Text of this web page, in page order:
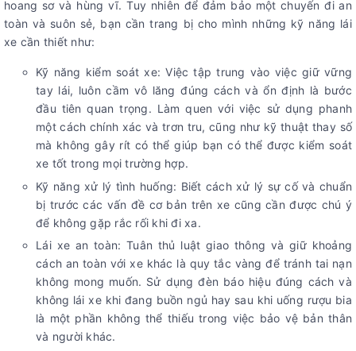
hoang sơ và hùng vĩ. Tuy nhiên để đảm bảo một chuyến đi an
toàn và suôn sẻ, bạn cần trang bị cho mình những kỹ năng lái
xe cần thiết như:
Kỹ năng kiểm soát xe: Việc tập trung vào việc giữ vững
tay lái, luôn cầm vô lăng đúng cách và ổn định là bước
đầu tiên quan trọng. Làm quen với việc sử dụng phanh
một cách chính xác và trơn tru, cũng như kỹ thuật thay số
mà không gây rít có thể giúp bạn có thể được kiểm soát
xe tốt trong mọi trường hợp.
Kỹ năng xử lý tình huống: Biết cách xử lý sự cố và chuẩn
bị trước các vấn đề cơ bản trên xe cũng cần được chú ý
để không gặp rắc rối khi đi xa.
Lái xe an toàn: Tuân thủ luật giao thông và giữ khoảng
cách an toàn với xe khác là quy tắc vàng để tránh tai nạn
không mong muốn. Sử dụng đèn báo hiệu đúng cách và
không lái xe khi đang buồn ngủ hay sau khi uống rượu bia
là một phần không thể thiếu trong việc bảo vệ bản thân
và người khác.